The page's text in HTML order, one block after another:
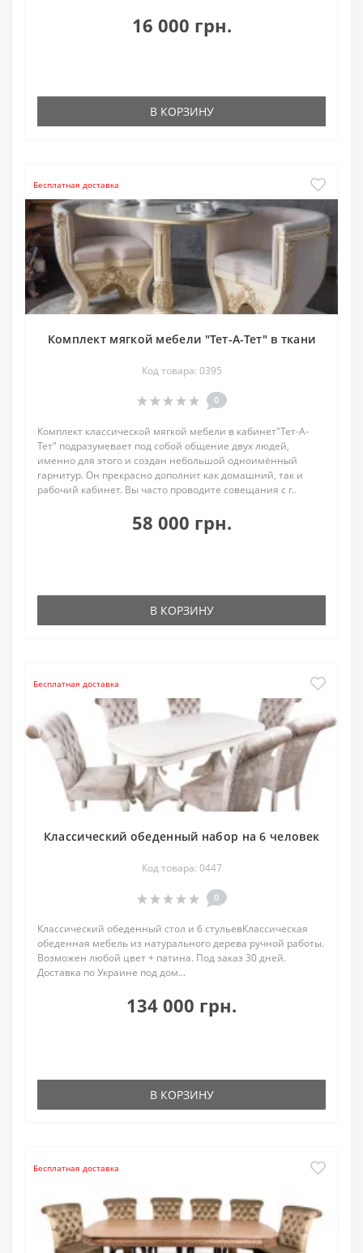
16 000 грн.
В КОРЗИНУ
Бесплатная доставка
Комплект мягкой мебели "Тет-А-Тет" в ткани
Код товара: 0395
0
Комплект классической мягкой мебели в кабинет"Тет-А-
Тет" подразумевает под собой общение двух людей,
именно для этого и создан небольшой одноимённый
гарнитур. Он прекрасно дополнит как домашний, так и
рабочий кабинет. Вы часто проводите совещания с г..
58 000 грн.
В КОРЗИНУ
Бесплатная доставка
Классический обеденный набор на 6 человек
Код товара: 0447
0
Классический обеденный стол и 6 стульевКлассическая
обеденная мебель из натурального дерева ручной работы.
Возможен любой цвет + патина. Под заказ 30 дней.
Доставка по Украине под дом...
134 000 грн.
В КОРЗИНУ
Бесплатная доставка